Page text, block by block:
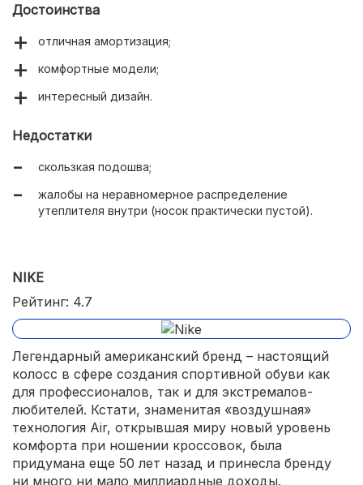
Достоинства
отличная амортизация;
комфортные модели;
интересный дизайн.
Недостатки
скользкая подошва;
жалобы на неравномерное распределение
утеплителя внутри (носок практически пустой).
NIKE
Рейтинг: 4.7
Легендарный американский бренд – настоящий
колосс в сфере создания спортивной обуви как
для профессионалов, так и для экстремалов-
любителей. Кстати, знаменитая «воздушная»
технология Air, открывшая миру новый уровень
комфорта при ношении кроссовок, была
придумана еще 50 лет назад и принесла бренду
ни много ни мало миллиардные доходы.